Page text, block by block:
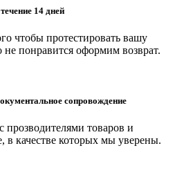
14 дней
чтобы протестировать вашу
понравится оформим возврат.
сопровождение
товаров и
в качестве которых мы уверены.